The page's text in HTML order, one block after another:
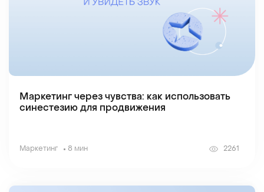
Маркетинг через чувства: как использовать
синестезию для продвижения
Маркетинг 8 мин 2261